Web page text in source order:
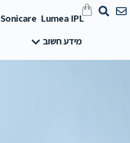
Lumea IPL
Sonicare
מידע חשוב